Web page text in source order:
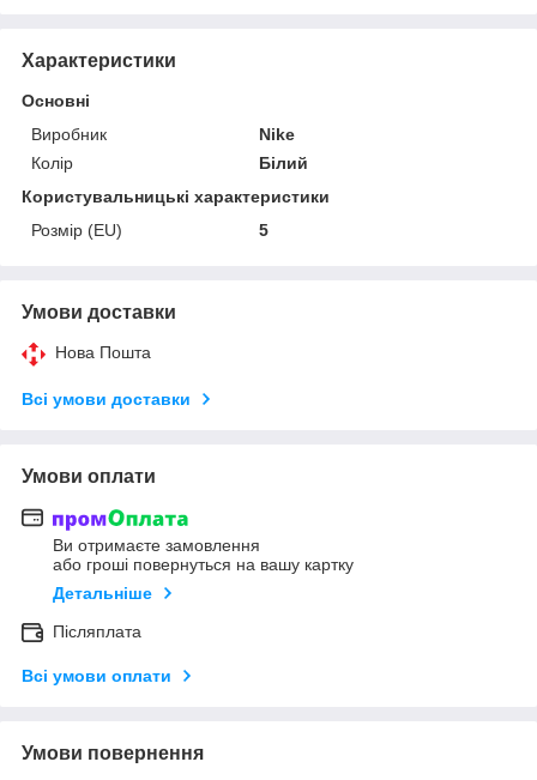
Характеристики
Основні
Виробник
Nike
Колір
Білий
Користувальницькі характеристики
Розмір (EU)
5
Умови доставки
Нова Пошта
Всі умови доставки
Умови оплати
Ви отримаєте замовлення
або гроші повернуться на вашу картку
Детальніше
Післяплата
Всі умови оплати
Умови повернення